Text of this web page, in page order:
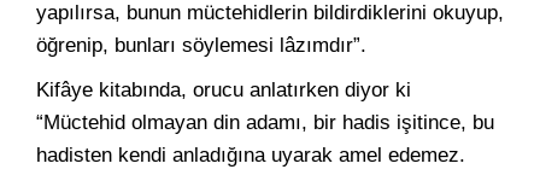
yapılırsa, bunun müctehidlerin bildirdiklerini okuyup,
öğrenip, bunları söylemesi lâzımdır”.
Kifâye kitabında, orucu anlatırken diyor ki
“Müctehid olmayan din adamı, bir hadis işitince, bu
hadisten kendi anladığına uyarak amel edemez.